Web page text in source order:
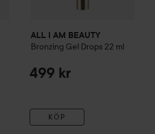
ALL I AM BEAUTY
Bronzing Gel Drops 22 ml
499 kr
KÖP